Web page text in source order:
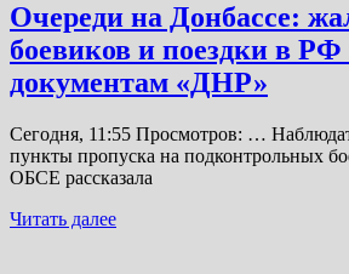
Очереди на Донбассе:
боевиков и поездки в РФ
документам «ДНР»
Сегодня, 11:55 Просмотров: …
пункты пропуска на подконтрольных
ОБСЕ рассказала
Читать далее